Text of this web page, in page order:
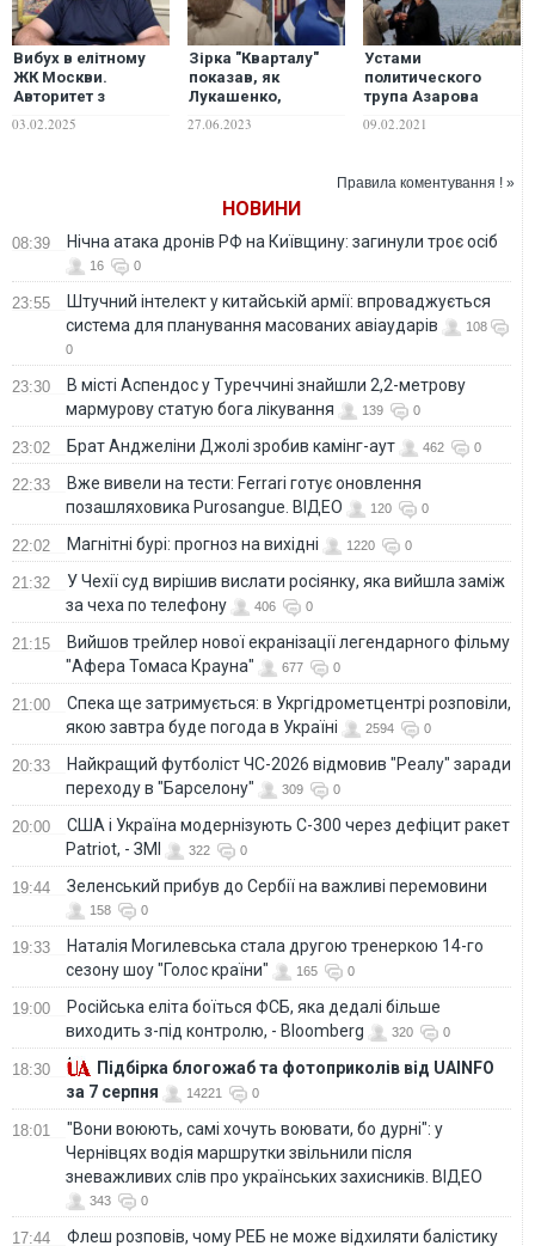
Вибух в елітному
ЖК Москви.
Авторитет з
оточення
лікарні - ЗМІ
03.02.2025
Зірка "Кварталу"
показав, як
Лукашенко,
вмовляли
27.06.2023
Устами
политического
трупа Азарова
попыталась
Севастополе
09.02.2021
Правила коментування ! »
НОВИНИ
08:39 Нічна атака дронів РФ на Київщину: загинули троє осіб
16 0
23:55
Штучний інтелект у китайській армії: впроваджується
система для планування масованих авіаударів
108
0
23:30
В місті Аспендос у Туреччині знайшли 2,2-метрову
мармурову статую бога лікування
139 0
23:02 Брат Анджеліни Джолі зробив камінг-аут 462 0
22:33
Вже вивели на тести: Ferrari готує оновлення
позашляховика Purosangue. ВІДЕО
120 0
22:02 Магнітні бурі: прогноз на вихідні 1220 0
21:32
У Чехії суд вирішив вислати росіянку, яка вийшла заміж
за чеха по телефону
406 0
21:15
Вийшов трейлер нової екранізації легендарного фільму
"Афера Томаса Крауна"
677 0
21:00
Спека ще затримується: в Укргідрометцентрі розповіли,
якою завтра буде погода в Україні
2594 0
20:33
Найкращий футболіст ЧС-2026 відмовив "Реалу" заради
переходу в "Барселону"
309 0
20:00
США і Україна модернізують С-300 через дефіцит ракет
Patriot, - ЗМІ
322 0
19:44 Зеленський прибув до Сербії на важливі перемовини
158 0
19:33
Наталія Могилевська стала другою тренеркою 14-го
сезону шоу "Голос країни"
165 0
19:00
Російська еліта боїться ФСБ, яка дедалі більше
виходить з-під контролю, - Bloomberg
320 0
18:30
Підбірка блогожаб та фотоприколів від UAINFO
за 7 серпня
14221 0
18:01
"Вони воюють, самі хочуть воювати, бо дурні": у
Чернівцях водія маршрутки звільнили після
зневажливих слів про українських захисників. ВІДЕО
343 0
17:44 Флеш розповів, чому РЕБ не може відхиляти балістику